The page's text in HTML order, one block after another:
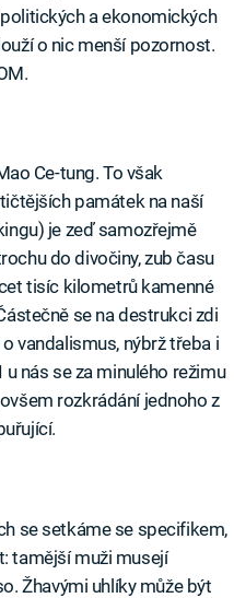
a ekonomických
o nic menší pozornost.
Ce-tung. To však
památek na naší
je zeď samozřejmě
do divočiny, zub času
tisíc kilometrů kamenné
se na destrukci zdi
vandalismus, nýbrž třeba i
nás se za minulého režimu
rozkrádání jednoho z
se setkáme se specifikem,
tamější muži musejí
Žhavými uhlíky může být